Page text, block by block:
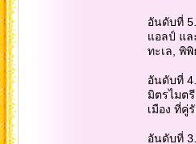
อันดับที่
แอลป์ แล
ทะเล, พิ
อันดับที่
มิตรไมต
เมือง ที่คู่
อันดับที่